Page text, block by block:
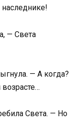
— Света
— А когда?
Света. — Но